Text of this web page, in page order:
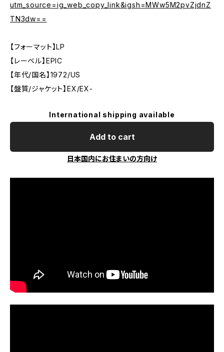
utm_source=ig_web_copy_link&igsh=MWw5M2pvZjdnZ
TN3dw==
【フォーマット】LP
【レーベル】EPIC
【年代/国名】1972/US
【盤質/ジャケット】EX/EX-
International shipping available
Add to cart
日本国内にお住まいの方向け